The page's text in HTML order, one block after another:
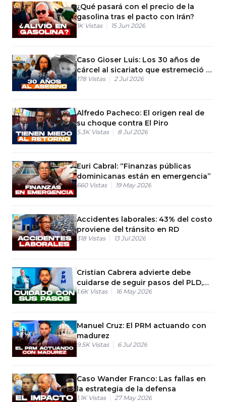
¿Qué pasará con el precio de la
gasolina tras el pacto con Irán?
1K Vistas 15 Jun 2026
Caso Gioser Luis: Los 30 años de
cárcel al sicariato que estremeció a
Santiago
178 Vistas 2 Jul 2026
Alfredo Pacheco: El origen real de
su choque contra El Piro
5.3K Vistas 8 Jul 2026
Euri Cabral: “Finanzas públicas
dominicanas están en emergencia”
660 Vistas 19 May 2026
Accidentes laborales: 43% del costo
proviene del tránsito en RD
318 Vistas 13 Jul 2026
Cristian Cabrera advierte debe
cuidarse de seguir pasos del PLD,
FP y PRD
1.6K Vistas 16 May 2026
Manuel Cruz: El PRM actuando con
madurez
9.5K Vistas 6 Jul 2026
Caso Wander Franco: Las fallas en
la estrategia de la defensa
1.1K Vistas 27 May 2026